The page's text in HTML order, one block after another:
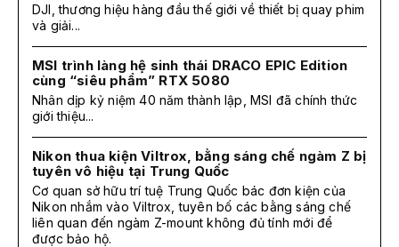
DJI, thương hiệu hàng đầu thế giới về thiết bị quay phim
và giải...
MSI trình làng hệ sinh thái DRACO EPIC Edition
cùng “siêu phẩm” RTX 5080
Nhân dịp kỷ niệm 40 năm thành lập, MSI đã chính thức
giới thiệu...
Nikon thua kiện Viltrox, bằng sáng chế ngàm Z bị
tuyên vô hiệu tại Trung Quốc
Cơ quan sở hữu trí tuệ Trung Quốc bác đơn kiện của
Nikon nhắm vào Viltrox, tuyên bố các bằng sáng chế
liên quan đến ngàm Z-mount không đủ tính mới để
được bảo hộ.